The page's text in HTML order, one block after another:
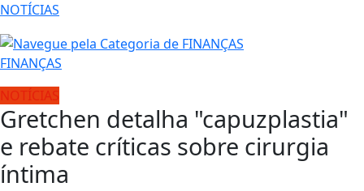
NOTÍCIAS
FINANÇAS
NOTÍCIAS
Gretchen detalha "capuzplastia"
e rebate críticas sobre cirurgia
íntima